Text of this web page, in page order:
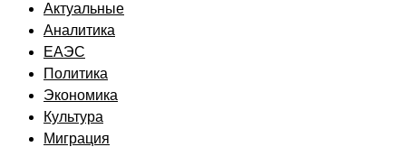
Актуальные
Аналитика
ЕАЭС
Политика
Экономика
Культура
Миграция